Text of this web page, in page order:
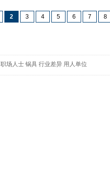
2 3 4 5 6 7 8
职场人士 锅具 行业差异 用人单位